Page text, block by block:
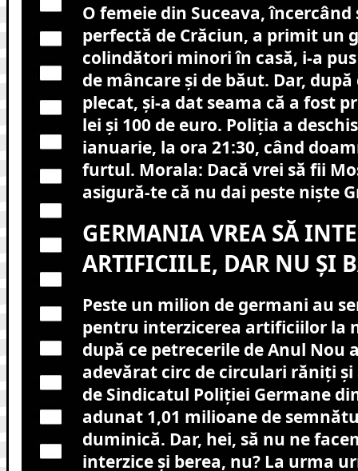
O femeie din Suceava, încercând
perfectă de Crăciun, a primit un
colindători minori în casă, i-a
de mâncare și de băut. Dar, după
plecat, și-a dat seama că a fost
lei și 100 de euro. Poliția a
ianuarie, la ora 21:30, când
furtul. Morala: Dacă vrei să fii
asigură-te că nu dai peste niște
GERMANIA VREA SĂ
ARTIFICIILE, DAR NU ȘI
Peste un milion de germani au
pentru interzicerea artificiilor la
după ce petrecerile de Anul Nou
adevărat circ de circulari răniți
de Sindicatul Poliției Germane
adunat 1,01 milioane de
duminică. Dar, hei, să nu ne
interzice și berea, nu? La urma